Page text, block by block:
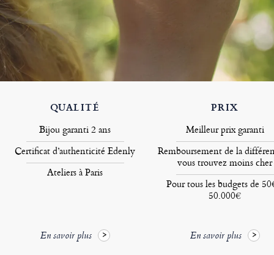
QUALITÉ
Bijou garanti 2 ans
Certificat d’authenticité Edenly
Ateliers à Paris
En savoir plus
PRIX
Meilleur prix garanti
Remboursement de la
vous trouvez moins cher
Pour tous les budgets de
50.000€
En savoir plus